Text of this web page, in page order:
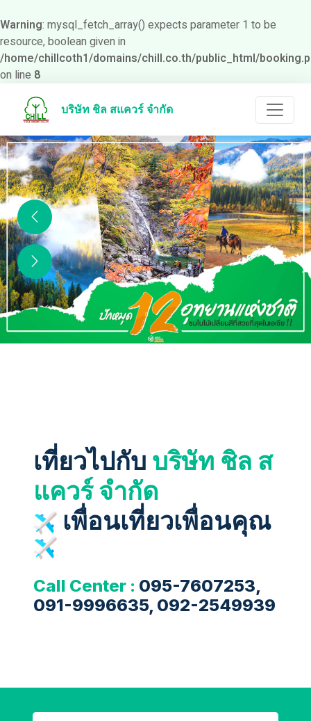
Warning: mysql_fetch_array() expects parameter 1 to be
resource, boolean given in
/home/chillcoth1/domains/chill.co.th/public_html/
on line 8
บริษัท ชิล สแควร์ จำกัด
เที่ยวไปกับ บริษัท ชิล ส
แควร์ จำกัด
เพื่อนเที่ยวเพื่อนคุณ
Call Center : 095-7607253,
091-9996635, 092-2549939